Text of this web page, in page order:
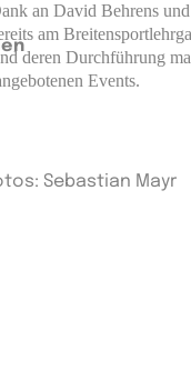
an David Behrens
am
deren Durchführung
Events.
Sebastian Mayr